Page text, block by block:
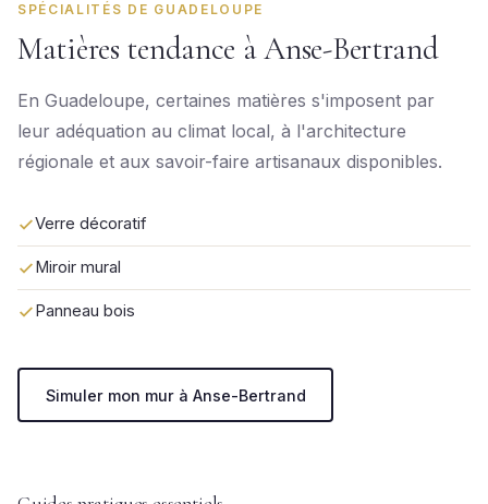
SPÉCIALITÉS DE GUADELOUPE
Matières tendance à Anse-Bertrand
En Guadeloupe, certaines matières s'imposent par
leur adéquation au climat local, à l'architecture
régionale et aux savoir-faire artisanaux disponibles.
Verre décoratif
Miroir mural
Panneau bois
Simuler mon mur à Anse-Bertrand